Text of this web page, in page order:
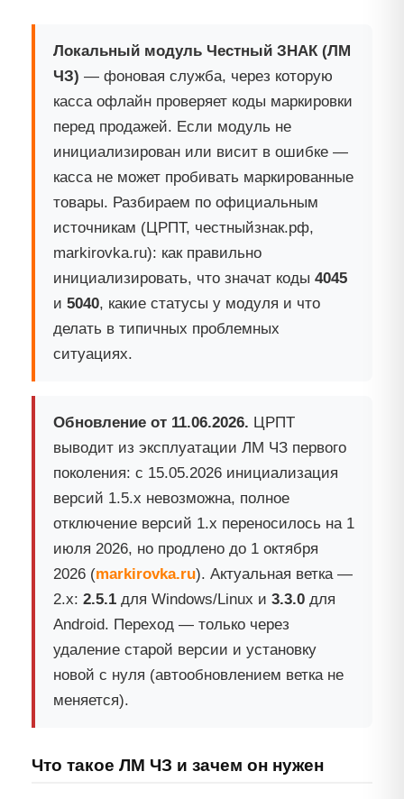
Локальный модуль Честный ЗНАК (ЛМ
ЧЗ) — фоновая служба, через которую
касса офлайн проверяет коды маркировки
перед продажей. Если модуль не
инициализирован или висит в ошибке —
касса не может пробивать маркированные
товары. Разбираем по официальным
источникам (ЦРПТ, честныйзнак.рф,
markirovka.ru): как правильно
инициализировать, что значат коды 4045
и 5040, какие статусы у модуля и что
делать в типичных проблемных
ситуациях.
Обновление от 11.06.2026. ЦРПТ
выводит из эксплуатации ЛМ ЧЗ первого
поколения: с 15.05.2026 инициализация
версий 1.5.x невозможна, полное
отключение версий 1.x переносилось на 1
июля 2026, но продлено до 1 октября
2026 (markirovka.ru). Актуальная ветка —
2.x: 2.5.1 для Windows/Linux и 3.3.0 для
Android. Переход — только через
удаление старой версии и установку
новой с нуля (автообновлением ветка не
меняется).
Что такое ЛМ ЧЗ и зачем он нужен